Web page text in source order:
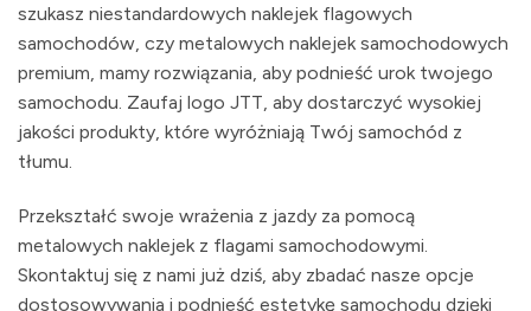
szukasz niestandardowych naklejek flagowych
samochodów, czy metalowych naklejek samochodowych
premium, mamy rozwiązania, aby podnieść urok twojego
samochodu. Zaufaj logo JTT, aby dostarczyć wysokiej
jakości produkty, które wyróżniają Twój samochód z
tłumu.
Przekształć swoje wrażenia z jazdy za pomocą
metalowych naklejek z flagami samochodowymi.
Skontaktuj się z nami już dziś, aby zbadać nasze opcje
dostosowywania i podnieść estetykę samochodu dzięki